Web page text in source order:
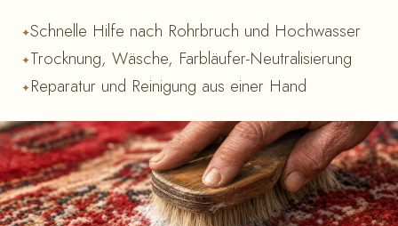
Schnelle Hilfe nach Rohrbruch und Hochwasser
Trocknung, Wäsche, Farbläufer-Neutralisierung
Reparatur und Reinigung aus einer Hand